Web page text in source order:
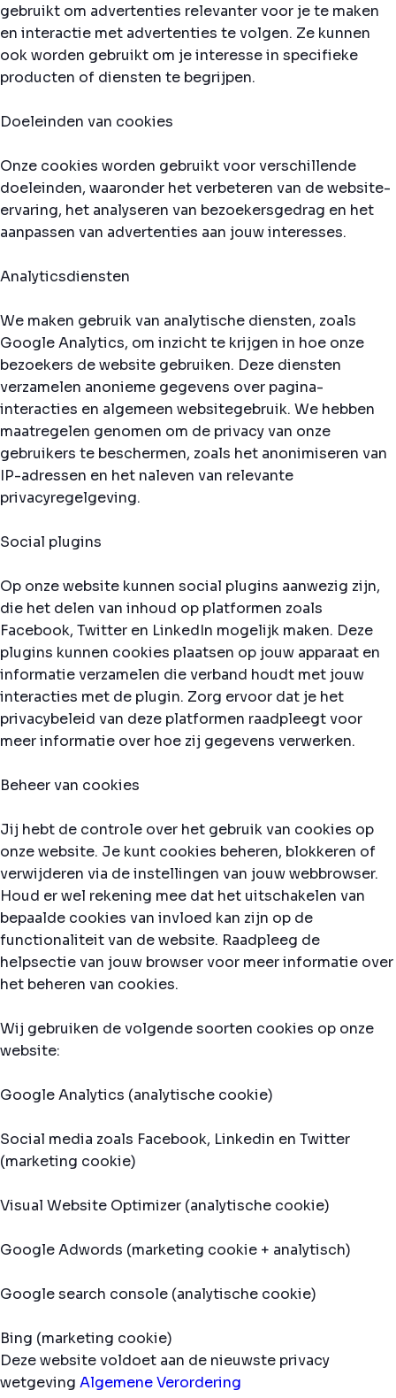
gebruikt om advertenties relevanter voor je te maken
en interactie met advertenties te volgen. Ze kunnen
ook worden gebruikt om je interesse in specifieke
producten of diensten te begrijpen.
Doeleinden van cookies
Onze cookies worden gebruikt voor verschillende
doeleinden, waaronder het verbeteren van de website-
ervaring, het analyseren van bezoekersgedrag en het
aanpassen van advertenties aan jouw interesses.
Analyticsdiensten
We maken gebruik van analytische diensten, zoals
Google Analytics, om inzicht te krijgen in hoe onze
bezoekers de website gebruiken. Deze diensten
verzamelen anonieme gegevens over pagina-
interacties en algemeen websitegebruik. We hebben
maatregelen genomen om de privacy van onze
gebruikers te beschermen, zoals het anonimiseren van
IP-adressen en het naleven van relevante
privacyregelgeving.
Social plugins
Op onze website kunnen social plugins aanwezig zijn,
die het delen van inhoud op platformen zoals
Facebook, Twitter en LinkedIn mogelijk maken. Deze
plugins kunnen cookies plaatsen op jouw apparaat en
informatie verzamelen die verband houdt met jouw
interacties met de plugin. Zorg ervoor dat je het
privacybeleid van deze platformen raadpleegt voor
meer informatie over hoe zij gegevens verwerken.
Beheer van cookies
Jij hebt de controle over het gebruik van cookies op
onze website. Je kunt cookies beheren, blokkeren of
verwijderen via de instellingen van jouw webbrowser.
Houd er wel rekening mee dat het uitschakelen van
bepaalde cookies van invloed kan zijn op de
functionaliteit van de website. Raadpleeg de
helpsectie van jouw browser voor meer informatie over
het beheren van cookies.
Wij gebruiken de volgende soorten cookies op onze
website:
Google Analytics (analytische cookie)
Social media zoals Facebook, Linkedin en Twitter
(marketing cookie)
Visual Website Optimizer (analytische cookie)
Google Adwords (marketing cookie + analytisch)
Google search console (analytische cookie)
Bing (marketing cookie)
Deze website voldoet aan de nieuwste privacy
wetgeving Algemene Verordering